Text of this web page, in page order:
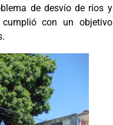
de desvío de ríos y
con un objetivo